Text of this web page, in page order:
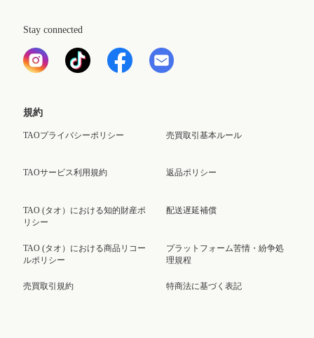
Stay connected
規約
TAOプライバシーポリシー
TAOサービス利用規約
TAO (タオ）における知的財産ポ
リシー
TAO (タオ）における商品リコー
ルポリシー
売買取引規約
売買取引基本ルール
返品ポリシー
配送遅延補償
プラットフォーム苦情・紛争処
理規程
特商法に基づく表記